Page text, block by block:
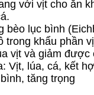
với vịt cho ăn
bèo lục bình
trong khẩu phần
vịt và giảm
Vịt, lúa, cá, kết
tăng trọng